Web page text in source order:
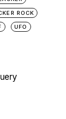
ROCK
UFO